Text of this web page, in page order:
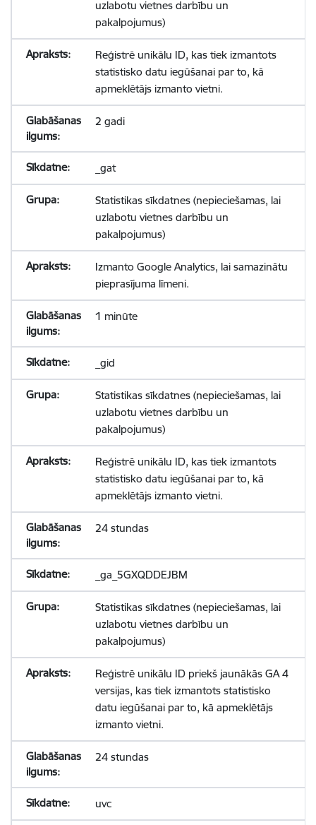
uzlabotu vietnes darbību un
pakalpojumus)
Reģistrē unikālu ID, kas tiek izmantots
statistisko datu iegūšanai par to, kā
apmeklētājs izmanto vietni.
2 gadi
_gat
Statistikas sīkdatnes (nepieciešamas, lai
uzlabotu vietnes darbību un
pakalpojumus)
Izmanto Google Analytics, lai samazinātu
pieprasījuma līmeni.
1 minūte
_gid
Statistikas sīkdatnes (nepieciešamas, lai
uzlabotu vietnes darbību un
pakalpojumus)
Reģistrē unikālu ID, kas tiek izmantots
statistisko datu iegūšanai par to, kā
apmeklētājs izmanto vietni.
24 stundas
_ga_5GXQDDEJBM
Statistikas sīkdatnes (nepieciešamas, lai
uzlabotu vietnes darbību un
pakalpojumus)
Reģistrē unikālu ID priekš jaunākās GA 4
versijas, kas tiek izmantots statistisko
datu iegūšanai par to, kā apmeklētājs
izmanto vietni.
24 stundas
uvc